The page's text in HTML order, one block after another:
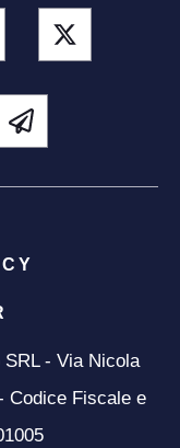
- Via Nicola
Codice Fiscale e